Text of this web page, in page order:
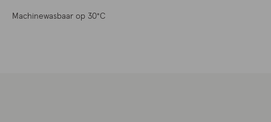
Machinewasbaar op 30°C